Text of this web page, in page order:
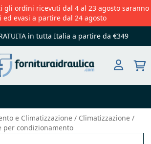
gli ordini ricevuti dal 4 al 23 agosto saranno
ed evasi a partire dal 24 agosto
in tutta Italia a partire da €349
e Climatizzazione
Climatizzazione
per condizionamento